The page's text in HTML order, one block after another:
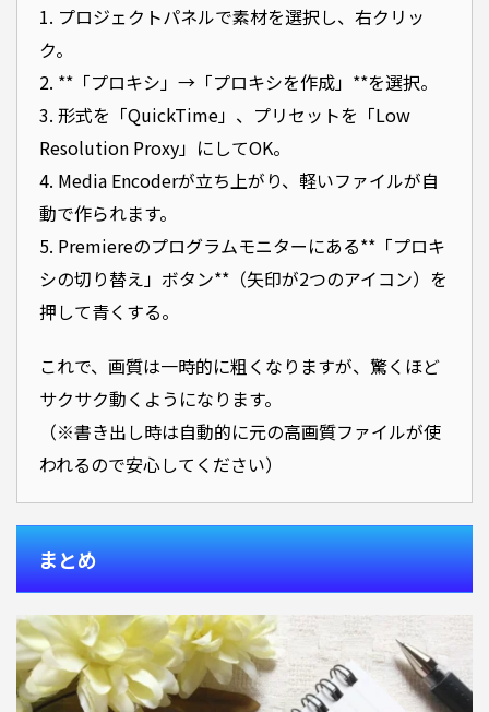
1. プロジェクトパネルで素材を選択し、右クリッ
ク。
2. **「プロキシ」→「プロキシを作成」**を選択。
3. 形式を「QuickTime」、プリセットを「Low
Resolution Proxy」にしてOK。
4. Media Encoderが立ち上がり、軽いファイルが自
動で作られます。
5. Premiereのプログラムモニターにある**「プロキ
シの切り替え」ボタン**（矢印が2つのアイコン）を
押して青くする。
これで、画質は一時的に粗くなりますが、驚くほど
サクサク動くようになります。
（※書き出し時は自動的に元の高画質ファイルが使
われるので安心してください）
まとめ